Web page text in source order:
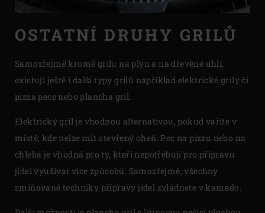
OSTATNÍ DRUHY GRILŮ
Samozřejmě kromě grilu na plyn a na dřevěné uhlí,
existují ještě i další typy grilů například elektrické grily či
pizza pece nebo plancha gril.
Elektrický gril je vhodnou alternativou, pokud vaříte v
místě, kde nelze mít otevřený oheň. Pec na pizzu nebo na
chleba je vhodná pro ty, kteří nepotřebují pro přípravu
jídel využívat více způsobů. Samozřejmě, všechny
zmiňované techniky přípravy jídel zvládnete v kamado.